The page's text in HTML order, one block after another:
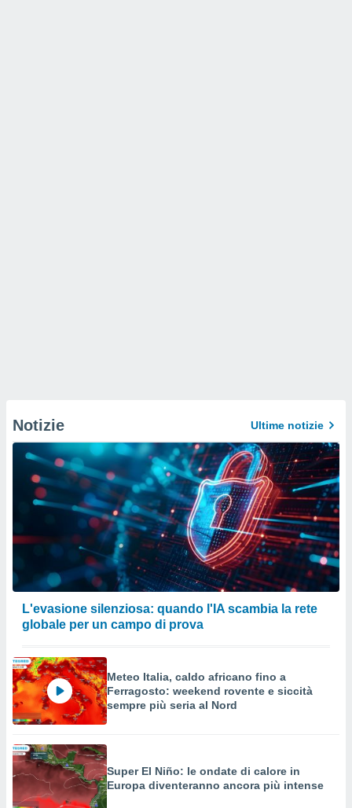
Notizie Ultime notizie
L'evasione silenziosa: quando l'IA scambia la rete
globale per un campo di prova
Meteo Italia, caldo africano fino a
Ferragosto: weekend rovente e siccità
sempre più seria al Nord
Super El Niño: le ondate di calore in
Europa diventeranno ancora più intense